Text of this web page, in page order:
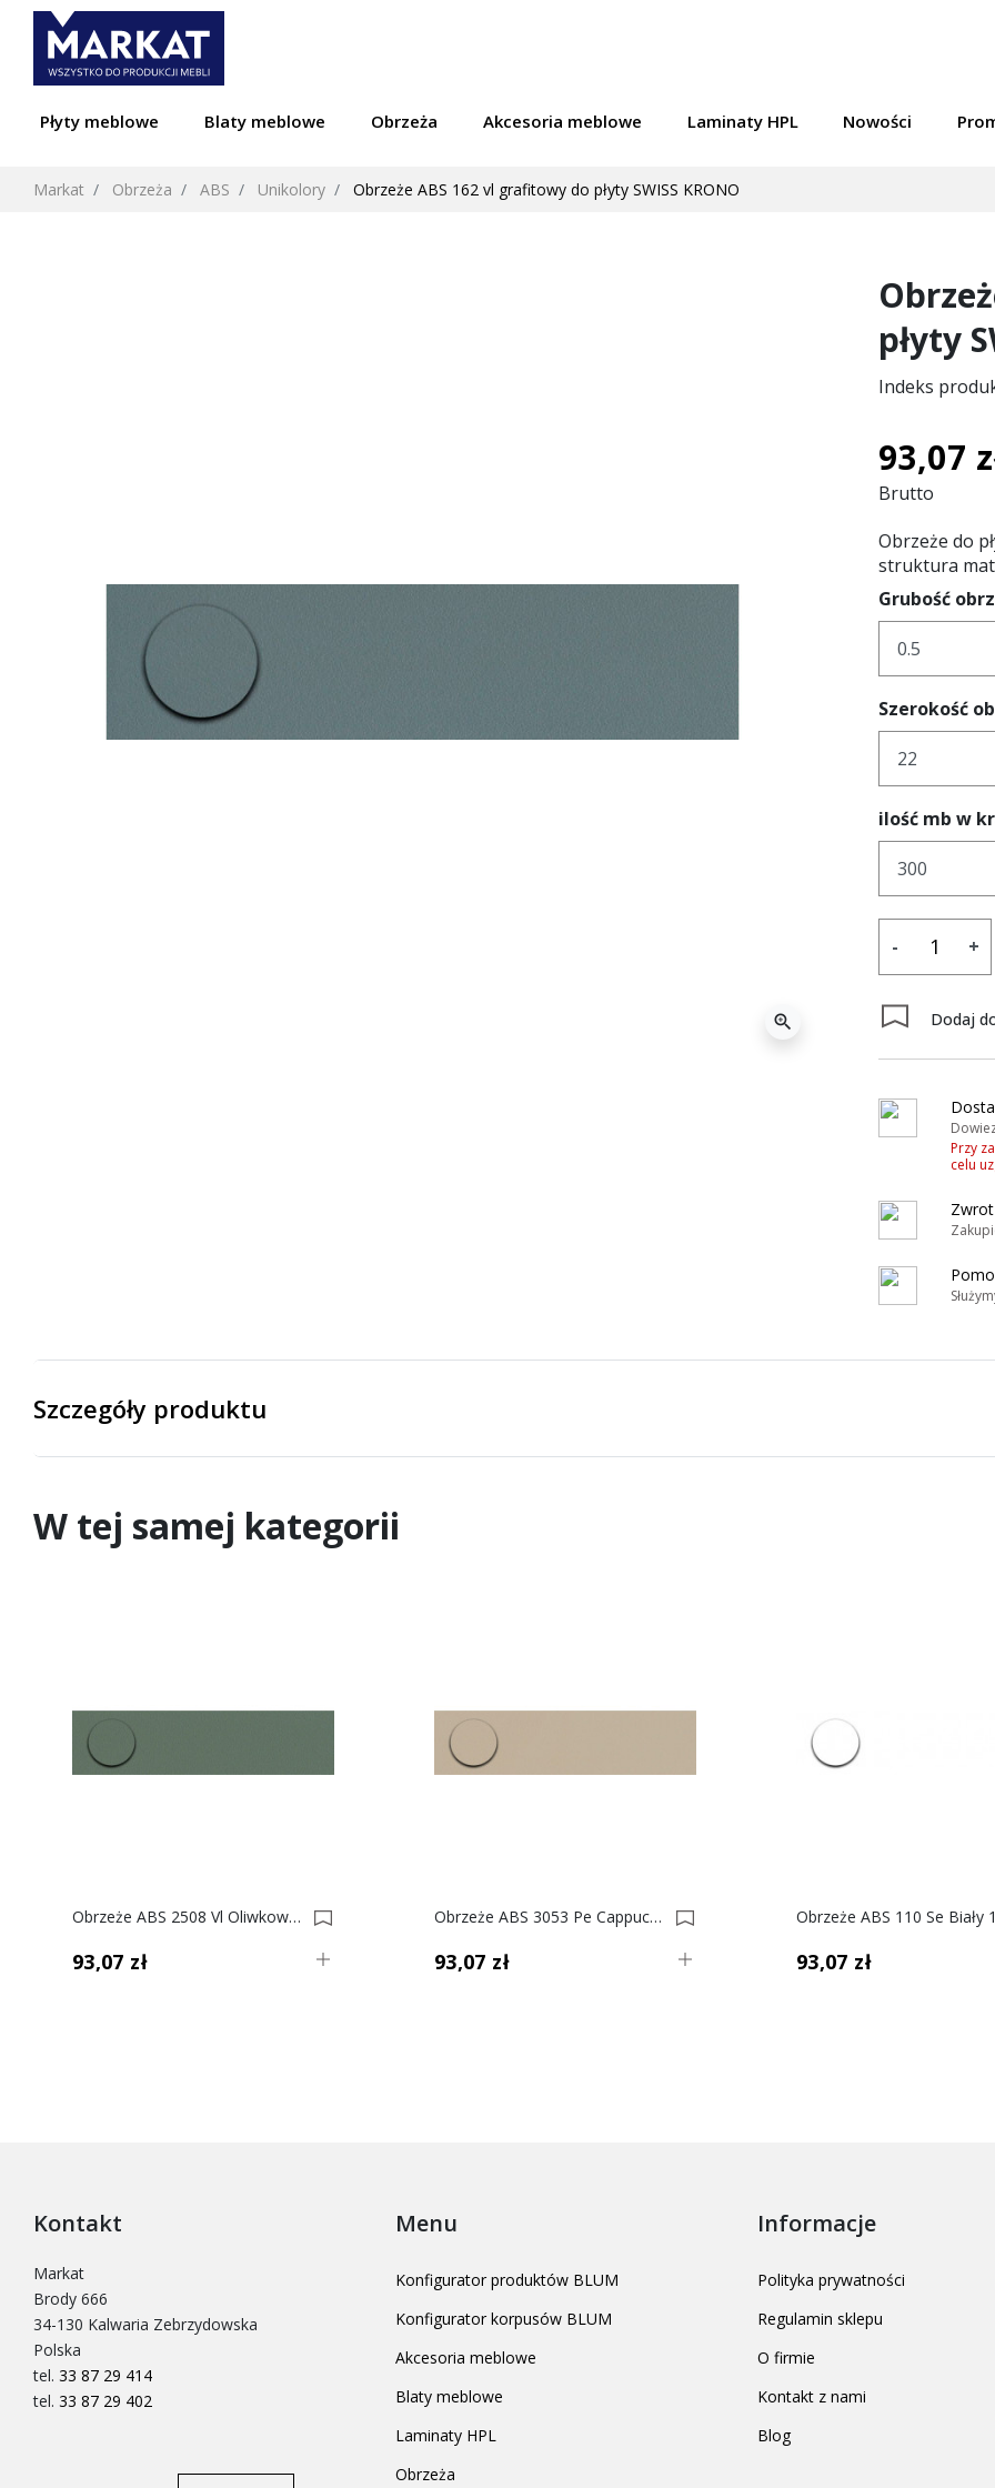
Płyty meblowe Blaty meblowe Obrzeża Akcesoria meblowe Laminaty HPL Nowości
Markat Obrzeża ABS Unikolory Obrzeże ABS 162 vl grafitowy do płyty SWISS KRONO
zoom_in
płyty
Indeks
93,07
Brutto
Obrzeże do
struktura
Grubość
Szerokość
ilość mb w
- +
Dodaj
Przy
celu
Szczegóły produktu
W tej samej kategorii
Obrzeże ABS 2508 Vl Oliwkowy Do Płyty SWISS KRONO 0009601-0010018
93,07 zł
Obrzeże ABS 3053 Pe Cappuccino Do Płyty SWISS KRONO 0001201-0004890
93,07 zł 93,07 zł
Kontakt
Markat
Brody 666
34-130 Kalwaria Zebrzydowska
Polska
tel. 33 87 29 414
tel. 33 87 29 402
Menu
Konfigurator produktów BLUM
Konfigurator korpusów BLUM
Akcesoria meblowe
Blaty meblowe
Laminaty HPL
Obrzeża
Informacje
Polityka prywatności
Regulamin sklepu
O firmie
Kontakt z nami
Blog